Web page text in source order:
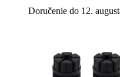
Doručenie do 12.